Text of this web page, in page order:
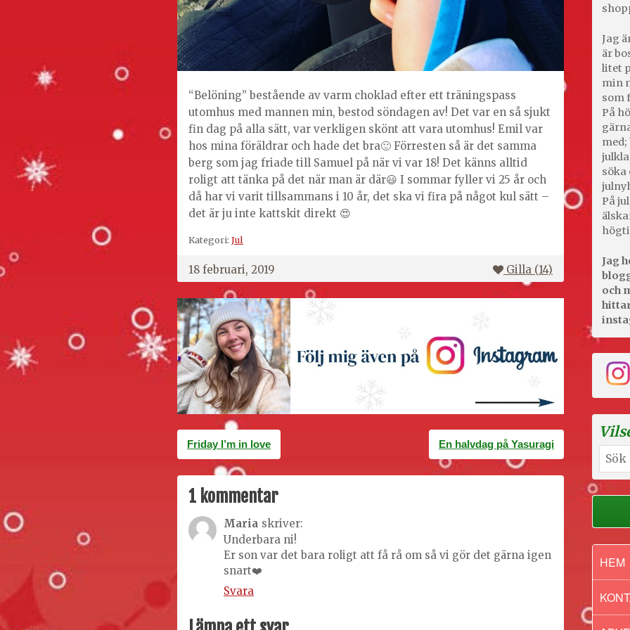
“Belöning” bestående av varm choklad efter ett träningspass
utomhus med mannen min, bestod söndagen av! Det var en så sjukt
fin dag på alla sätt, var verkligen skönt att vara utomhus! Emil var
hos mina föräldrar och hade det bra🙂 Förresten så är det samma
berg som jag friade till Samuel på när vi var 18! Det känns alltid
roligt att tänka på det när man är där😃 I sommar fyller vi 25 år och
då har vi varit tillsammans i 10 år, det ska vi fira på något kul sätt –
det är ju inte kattskit direkt 😍
Kategori: Jul
18 februari, 2019 Gilla (14)
Inläggsnavigering
Friday I’m in love En halvdag på Yasuragi
1 kommentar
Maria skriver:
Underbara ni!
Er son var det bara roligt att få rå om så vi gör det gärna igen
snart❤️
Svara
Jag
är
litet
min
som
På
söka
På
Jag
och
Sök
efter:
HEM